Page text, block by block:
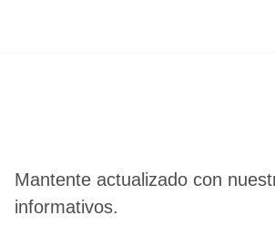
Mantente actualizado con
informativos.